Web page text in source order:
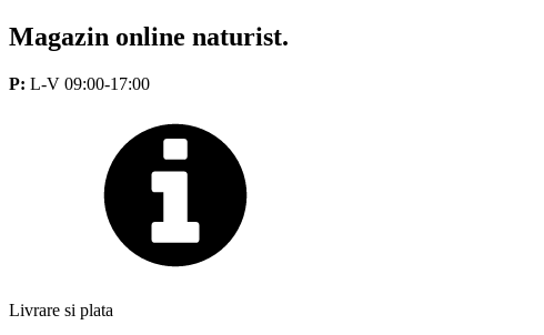
Magazin online naturist.
P: L-V 09:00-17:00
Livrare si plata